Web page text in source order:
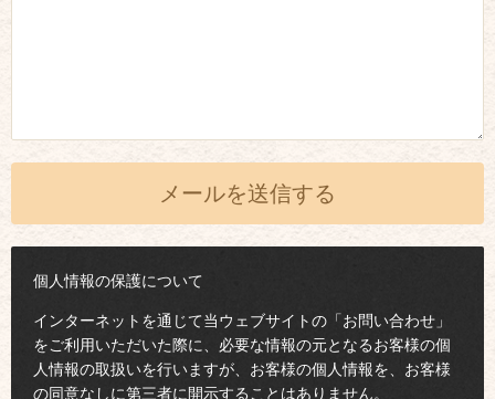
個人情報の保護について
インターネットを通じて当ウェブサイトの「お問い合わせ」
をご利用いただいた際に、必要な情報の元となるお客様の個
人情報の取扱いを行いますが、お客様の個人情報を、お客様
の同意なしに第三者に開示することはありません。